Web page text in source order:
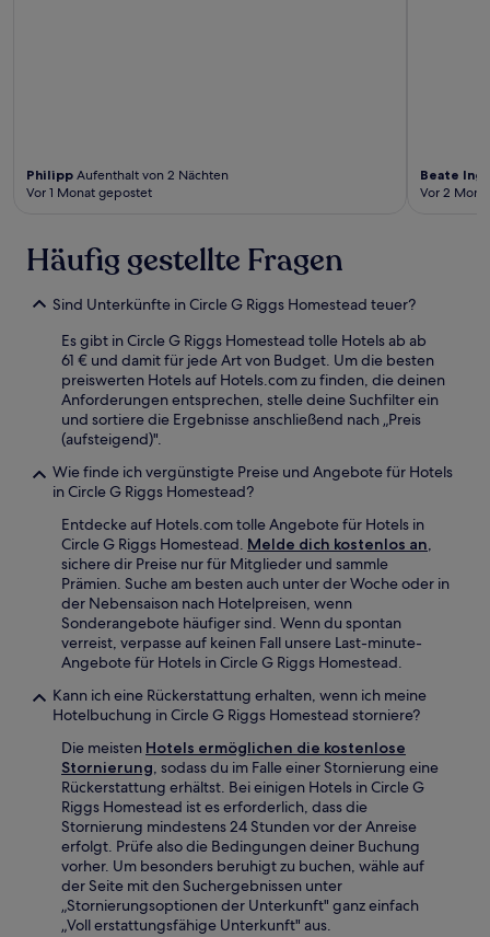
Philipp Aufenthalt von 2 Nächten
Vor 1 Monat gepostet
Beate
Vor 2
Häufig gestellte Fragen
Sind Unterkünfte in Circle G Riggs Homestead teuer?
Es gibt in Circle G Riggs Homestead tolle Hotels ab ab
61 € und damit für jede Art von Budget. Um die besten
preiswerten Hotels auf Hotels.com zu finden, die deinen
Anforderungen entsprechen, stelle deine Suchfilter ein
und sortiere die Ergebnisse anschließend nach „Preis
(aufsteigend)".
Wie finde ich vergünstigte Preise und Angebote für Hotels
in Circle G Riggs Homestead?
Entdecke auf Hotels.com tolle Angebote für Hotels in
Circle G Riggs Homestead. Melde dich kostenlos an,
sichere dir Preise nur für Mitglieder und sammle
Prämien. Suche am besten auch unter der Woche oder in
der Nebensaison nach Hotelpreisen, wenn
Sonderangebote häufiger sind. Wenn du spontan
verreist, verpasse auf keinen Fall unsere Last-minute-
Angebote für Hotels in Circle G Riggs Homestead.
Kann ich eine Rückerstattung erhalten, wenn ich meine
Hotelbuchung in Circle G Riggs Homestead storniere?
Die meisten Hotels ermöglichen die kostenlose
Stornierung, sodass du im Falle einer Stornierung eine
Rückerstattung erhältst. Bei einigen Hotels in Circle G
Riggs Homestead ist es erforderlich, dass die
Stornierung mindestens 24 Stunden vor der Anreise
erfolgt. Prüfe also die Bedingungen deiner Buchung
vorher. Um besonders beruhigt zu buchen, wähle auf
der Seite mit den Suchergebnissen unter
„Stornierungsoptionen der Unterkunft" ganz einfach
„Voll erstattungsfähige Unterkunft" aus.